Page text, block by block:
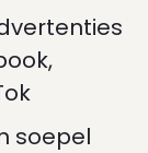
soepel